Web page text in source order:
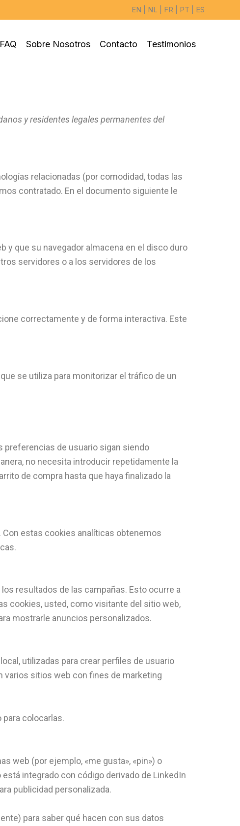
EN NL FR PT ES
FAQ Sobre Nosotros Contacto Testimonios
y residentes legales permanentes del
relacionadas (por comodidad, todas las
contratado. En el documento siguiente le
y que su navegador almacena en el disco duro
servidores o a los servidores de los
correctamente y de forma interactiva. Este
se utiliza para monitorizar el tráfico de un
de usuario sigan siendo
no necesita introducir repetidamente la
de compra hasta que haya finalizado la
estas cookies analíticas obtenemos
resultados de las campañas. Esto ocurre a
cookies, usted, como visitante del sitio web,
mostrarle anuncios personalizados.
utilizadas para crear perfiles de usuario
varios sitios web con fines de marketing
colocarlas.
web (por ejemplo, «me gusta», «pin») o
integrado con código derivado de LinkedIn
publicidad personalizada.
para saber qué hacen con sus datos